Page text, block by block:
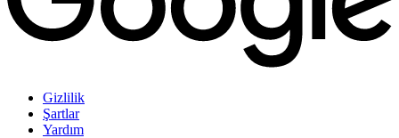
Gizlilik
Şartlar
Yardım